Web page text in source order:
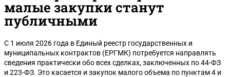
малые закупки станут
публичными
С 1 июля 2026 года в Единый реестр государственных и
муниципальных контрактов (ЕРГМК) потребуется направлять
сведения практически обо всех сделках, заключенных по 44-ФЗ
и 223-ФЗ. Это касается и закупок малого объема по пунктам 4 и